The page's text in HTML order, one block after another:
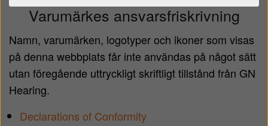
Varumärkes ansvarsfriskrivning
Namn, varumärken, logotyper och ikoner som visas
på denna webbplats får inte användas på något sätt
utan föregående uttryckligt skriftligt tillstånd från GN
Hearing.
Declarations of Conformity